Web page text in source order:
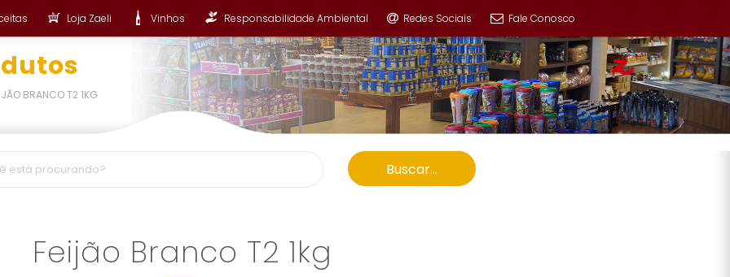
Loja Zaeli Vinhos Responsabilidade Ambiental Redes Sociais Fale Conosco
BRANCO T2 1KG
Buscar...
Feijão Branco T2 1kg